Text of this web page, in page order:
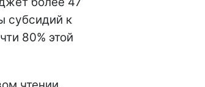
субсидий к
80% этой